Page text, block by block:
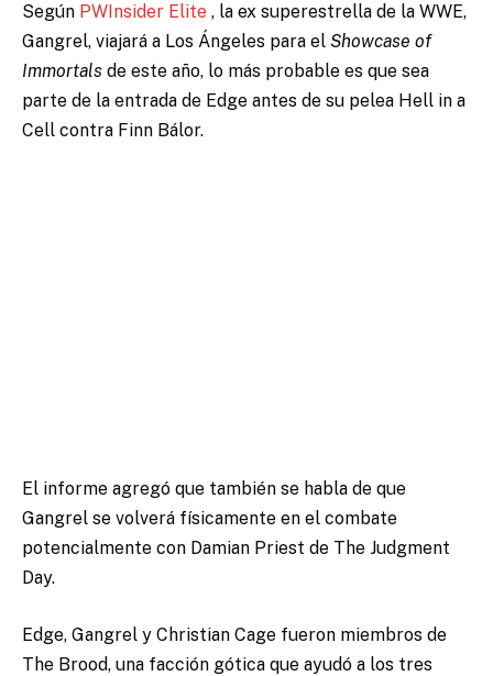
Según PWInsider Elite , la ex superestrella de la WWE,
Gangrel, viajará a Los Ángeles para el Showcase of
Immortals de este año, lo más probable es que sea
parte de la entrada de Edge antes de su pelea Hell in a
Cell contra Finn Bálor.
El informe agregó que también se habla de que
Gangrel se volverá físicamente en el combate
potencialmente con Damian Priest de The Judgment
Day.
Edge, Gangrel y Christian Cage fueron miembros de
The Brood, una facción gótica que ayudó a los tres